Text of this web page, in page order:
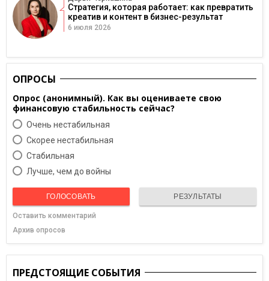
Стратегия, которая работает: как превратить
креатив и контент в бизнес-результат
6 июля 2026
ОПРОСЫ
Опрос (анонимный). Как вы оцениваете свою
финансовую стабильность сейчас?
Очень нестабильная
Скорее нестабильная
Cтабильная
Лучше, чем до войны
ГОЛОСОВАТЬ РЕЗУЛЬТАТЫ
Оставить комментарий
Архив опросов
ПРЕДСТОЯЩИЕ СОБЫТИЯ